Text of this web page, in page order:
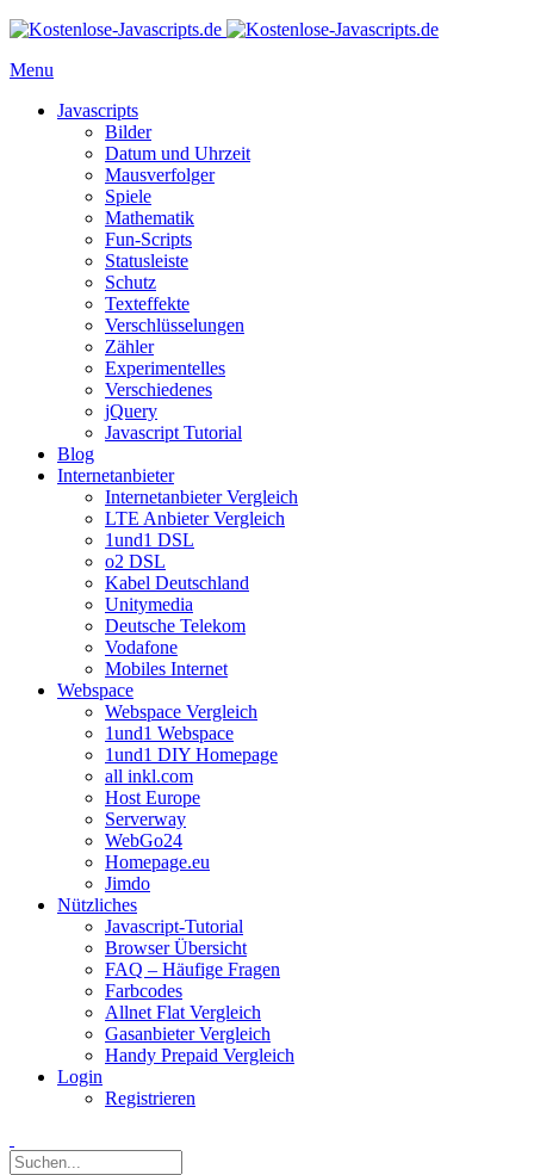
Menu
Javascripts
Bilder
Datum und Uhrzeit
Mausverfolger
Spiele
Mathematik
Fun-Scripts
Statusleiste
Schutz
Texteffekte
Verschlüsselungen
Zähler
Experimentelles
Verschiedenes
jQuery
Javascript Tutorial
Blog
Internetanbieter
Internetanbieter Vergleich
LTE Anbieter Vergleich
1und1 DSL
o2 DSL
Kabel Deutschland
Unitymedia
Deutsche Telekom
Vodafone
Mobiles Internet
Webspace
Webspace Vergleich
1und1 Webspace
1und1 DIY Homepage
all inkl.com
Host Europe
Serverway
WebGo24
Homepage.eu
Jimdo
Nützliches
Javascript-Tutorial
Browser Übersicht
FAQ – Häufige Fragen
Farbcodes
Allnet Flat Vergleich
Gasanbieter Vergleich
Handy Prepaid Vergleich
Login
Registrieren